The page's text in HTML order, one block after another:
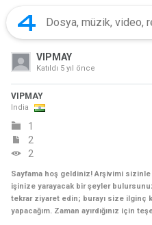
VIPMAY
Katıldı 5 yıl önce
VIPMAY
India
1
2
2
Sayfama hoş geldiniz! Arşivimi
işinize yarayacak bir şeyler
tekrar ziyaret edin; burayı size ilginç
yapacağım. Zaman ayırdığınız için